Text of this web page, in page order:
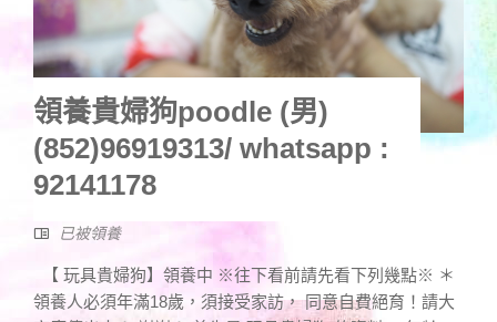
領養貴婦狗poodle (男)
(852)96919313/ whatsapp :
92141178
已被領養
【 玩具貴婦狗】領養中 ※往下看前請先看下列幾點※ ＊
領養人必須年滿18歲，須接受家訪， 同意自費絕育！請大